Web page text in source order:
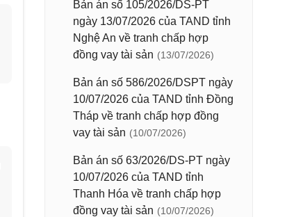
Bản án số 105/2026/DS-PT
ngày 13/07/2026 của TAND tỉnh
Nghệ An về tranh chấp hợp
đồng vay tài sản (13/07/2026)
Bản án số 586/2026/DSPT ngày
10/07/2026 của TAND tỉnh Đồng
Tháp về tranh chấp hợp đồng
vay tài sản (10/07/2026)
Bản án số 63/2026/DS-PT ngày
10/07/2026 của TAND tỉnh
Thanh Hóa về tranh chấp hợp
đồng vay tài sản (10/07/2026)